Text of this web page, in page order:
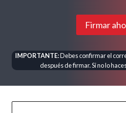
Firmar
IMPORTANTE:Debes confirmar el
después de firmar. Si no lo